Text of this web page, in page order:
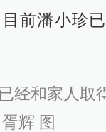
前潘小珍
经和家人取
辉 图